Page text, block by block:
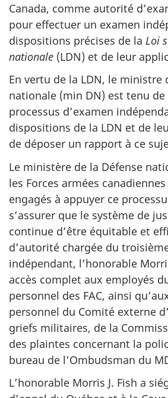
Canada, comme autorité
pour effectuer un examen
dispositions précises de la Loi
nationale (LDN) et de leur
En vertu de la LDN, le ministre
nationale (min DN) est tenu de
processus d’examen
dispositions de la LDN et de
de déposer un rapport à ce
Le ministère de la Défense
les Forces armées canadiennes
engagés à appuyer ce
s’assurer que le système de
continue d’être équitable et
d’autorité chargée du
indépendant, l’honorable
accès complet aux employés
personnel des FAC, ainsi
personnel du Comité externe
griefs militaires, de la
des plaintes concernant la
bureau de l’Ombudsman du
L’honorable Morris J. Fish a